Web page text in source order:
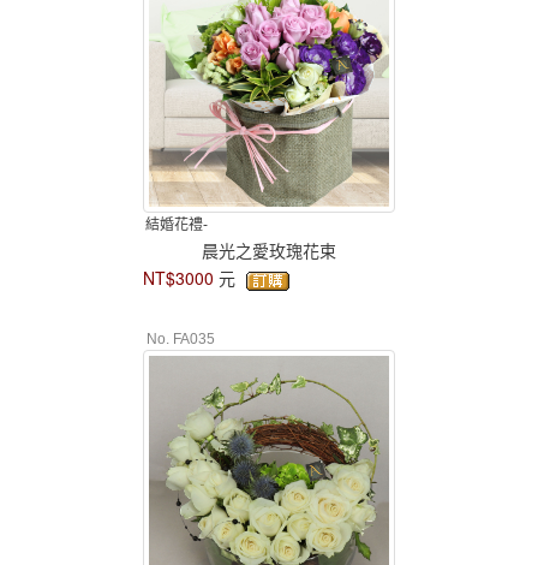
結婚花禮-
晨光之愛玫瑰花束
NT$3000 元
No. FA035